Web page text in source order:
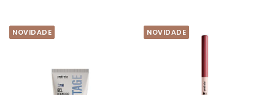
NOVIDADE NOVIDADE